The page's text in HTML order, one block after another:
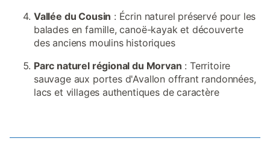
Vallée du Cousin : Écrin naturel préservé pour les
balades en famille, canoë-kayak et découverte
des anciens moulins historiques
Parc naturel régional du Morvan : Territoire
sauvage aux portes d'Avallon offrant randonnées,
lacs et villages authentiques de caractère